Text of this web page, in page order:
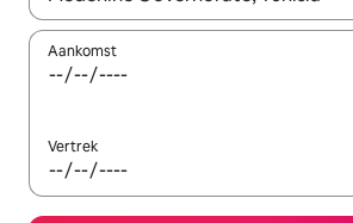
Aankomst
Vertrek